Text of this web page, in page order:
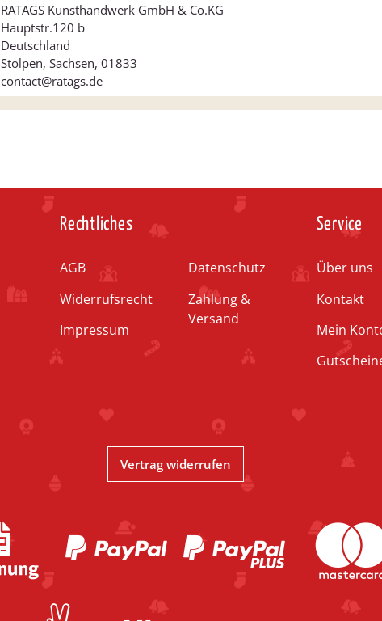
RATAGS Kunsthandwerk GmbH & Co.KG
Hauptstr.120 b
Deutschland
Stolpen, Sachsen, 01833
contact@ratags.de
Rechtliches
AGB
Widerrufsrecht
Impressum
Datenschutz
Zahlung &
Versand
Service
Über uns
Kontakt
Mein
Vertrag widerrufen